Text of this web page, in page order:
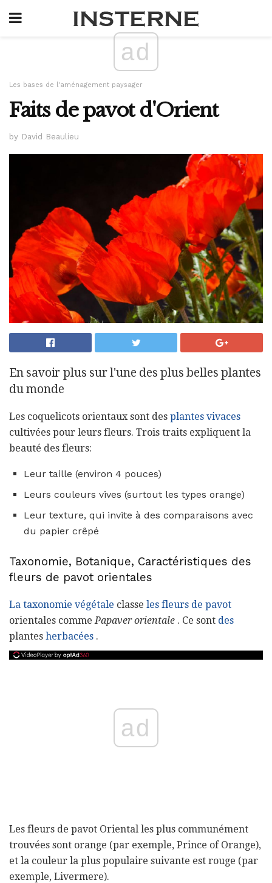
ad
Les bases de l'aménagement paysager
Faits de pavot d'Orient
by David Beaulieu
En savoir plus sur l'une des plus belles plantes
du monde
Les coquelicots orientaux sont des plantes vivaces
cultivées pour leurs fleurs. Trois traits expliquent la
beauté des fleurs:
Leur taille (environ 4 pouces)
Leurs couleurs vives (surtout les types orange)
Leur texture, qui invite à des comparaisons avec
du papier crêpé
Taxonomie, Botanique, Caractéristiques des
fleurs de pavot orientales
La taxonomie végétale classe les fleurs de pavot
orientales comme Papaver orientale . Ce sont des
plantes herbacées .
ad
Les fleurs de pavot Oriental les plus communément
trouvées sont orange (par exemple, Prince of Orange),
et la couleur la plus populaire suivante est rouge (par
exemple, Livermere).